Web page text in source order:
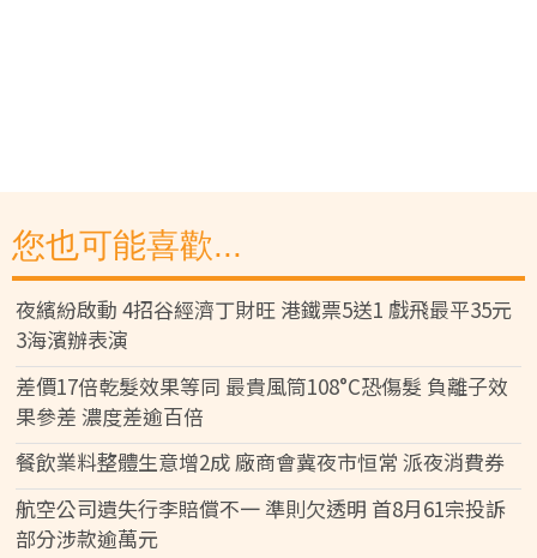
您也可能喜歡...
夜繽紛啟動 4招谷經濟丁財旺 港鐵票5送1 戲飛最平35元
3海濱辦表演
差價17倍乾髮效果等同 最貴風筒108°C恐傷髮 負離子效
果參差 濃度差逾百倍
餐飲業料整體生意增2成 廠商會冀夜市恒常 派夜消費券
航空公司遺失行李賠償不一 準則欠透明 首8月61宗投訴
部分涉款逾萬元